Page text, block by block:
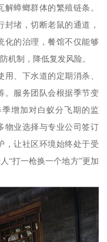
蟑螂群体的繁殖链条。
堵，切断老鼠的通道，
化的治理，餐馆不仅能够
机制，降低复发风险。
、下水道的定期消杀、
。服务团队会根据季节变
增加对白蚁分飞期的监
物业选择与专业公司签订
，让社区环境始终处于受
“打一枪换一个地方”更加